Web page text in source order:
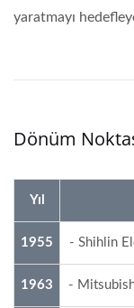
yaratmayı
Dönüm
Yıl
1955 - Shihlin
1963 -